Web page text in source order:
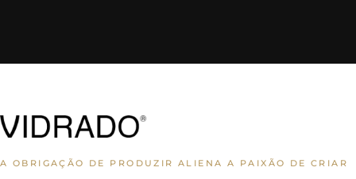
A OBRIGAÇÃO DE PRODUZIR ALIENA A PAIXÃO DE CRIAR